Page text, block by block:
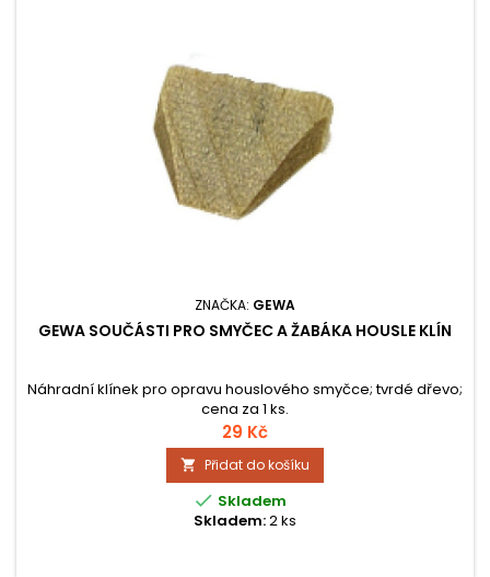
ZNAČKA: GEWA
GEWA SOUČÁSTI PRO SMYČEC A ŽABÁKA HOUSLE KLÍN
Náhradní klínek pro opravu houslového smyčce; tvrdé dřevo;
cena za 1 ks.
29 Kč
 Přidat do košíku
 Skladem
Skladem:2 ks